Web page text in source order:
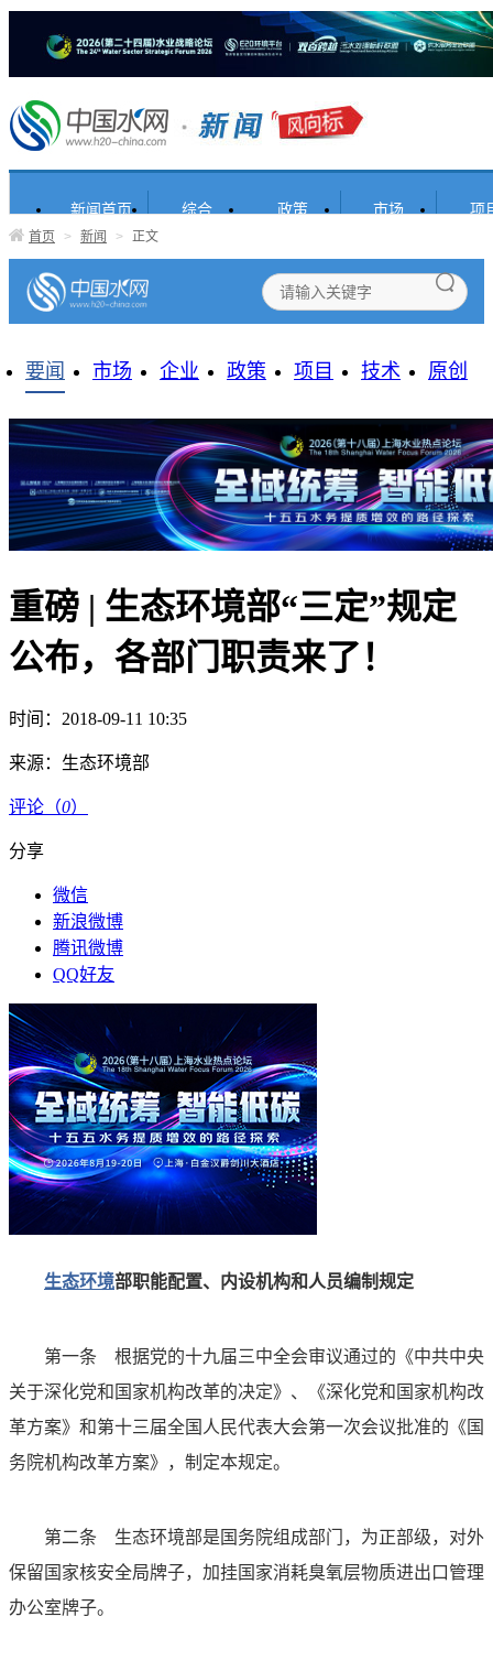
新闻首页 综合 政策 市场 项
首页 > 新闻 > 正文
要闻 市场 企业 政策 项目 技术 原创
重磅 | 生态环境部“三定”规定
公布，各部门职责来了！
时间：2018-09-11 10:35
来源： 生态环境部
评论（0）
分享
微信
新浪微博
腾讯微博
QQ好友
生态环境部职能配置、内设机构和人员编制规定
第一条 根据党的十九届三中全会审议通过的《中共中央
关于深化党和国家机构改革的决定》、《深化党和国家机构改
革方案》和第十三届全国人民代表大会第一次会议批准的《国
务院机构改革方案》，制定本规定。
第二条 生态环境部是国务院组成部门，为正部级，对外
保留国家核安全局牌子，加挂国家消耗臭氧层物质进出口管理
办公室牌子。